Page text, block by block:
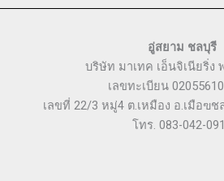
อู่สยาม ชลบุรี
บริษัท มาเทค เอ็นจิเนียริ่ง
เลขทะเบียน
เลขที่ 22/3 หมู่4 ต.เหมือง อ.เมือฃ
โทร. 083-042-